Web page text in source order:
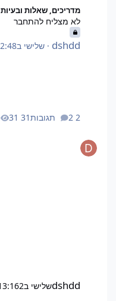
מדריכים, שאלות ובעיות
לא מצליח להתחבר
dshdd
· שלישי ב12:48
2 תגובות 31 צפיות
dshddשלישי ב13:162 ימים